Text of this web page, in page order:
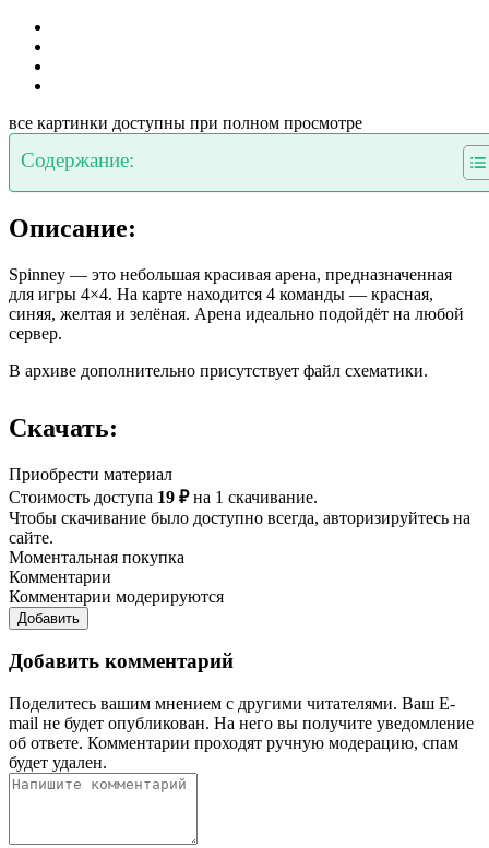
все картинки доступны при полном просмотре
Содержание:
Описание:
Spinney — это небольшая красивая арена, предназначенная
для игры 4×4. На карте находится 4 команды — красная,
синяя, желтая и зелёная. Арена идеально подойдёт на любой
сервер.
В архиве дополнительно присутствует файл схематики.
Скачать:
Приобрести материал
Стоимость доступа 19 ₽на 1 скачивание.
Чтобы скачивание было доступно всегда, авторизируйтесь на
сайте.
Моментальная покупка
Комментарии
Комментарии модерируются
Добавить
Добавить комментарий
Поделитесь вашим мнением с другими читателями. Ваш E-
mail не будет опубликован. На него вы получите уведомление
об ответе. Комментарии проходят ручную модерацию, спам
будет удален.